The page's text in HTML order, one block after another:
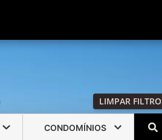
LIMPAR
CONDOMÍNIOS